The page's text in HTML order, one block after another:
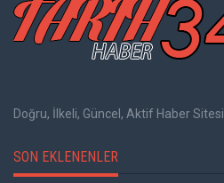
Doğru, İlkeli, Güncel, Aktif Haber Sitesi
SON EKLENENLER